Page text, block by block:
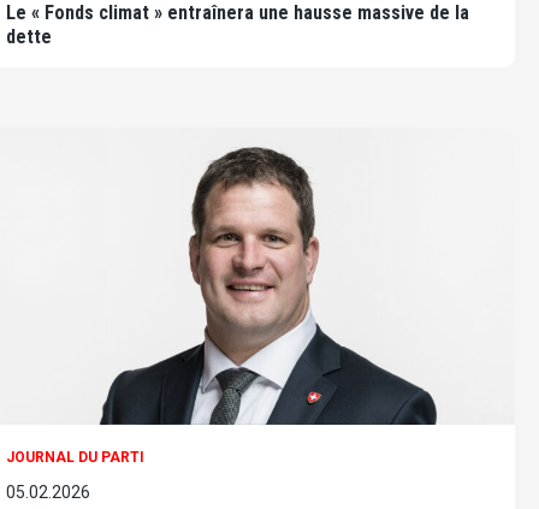
Le « Fonds climat » entraînera une hausse massive de la
dette
JOURNAL DU PARTI
05.02.2026